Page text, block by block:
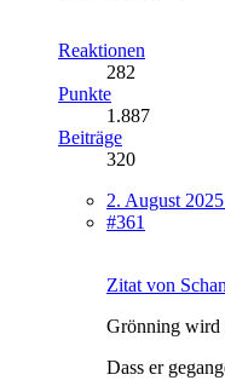
Reaktionen
282
Punkte
1.887
Beiträge
320
2. August
#361
Zitat von
Grönning wird
Dass er